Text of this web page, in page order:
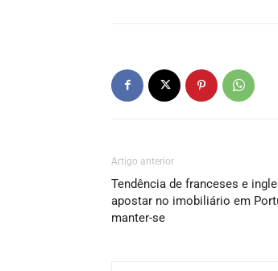
Artigo anterior
Tendência de franceses e
apostar no imobiliário em
manter-se